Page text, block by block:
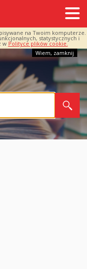
na Twoim komputerze.
statystycznych i
w Polityce plików cookie.
Wiem, zamknij